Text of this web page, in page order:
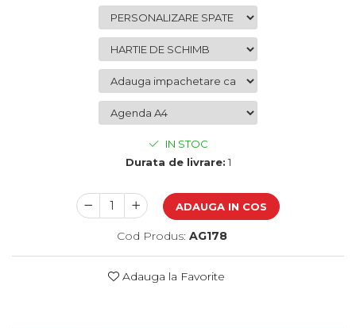
Cadouri pentru tata
Cadouri pentru cea mai buna
Cadouri pentru bunici
Cadouri personalizate pentru nasi
Ateliere - planse cu nisip colorat
IN STOC
Durata de livrare: 1
ADAUGA IN COS
Cod Produs: AG178
Adauga la Favorite